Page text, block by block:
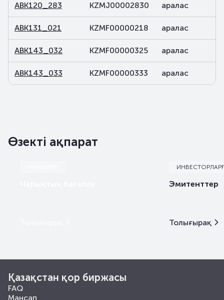
ABK120_283 KZMJ00002830 аралас
ABK131_021 KZMF00000218 аралас
ABK143_032 KZMF00000325 аралас
ABK143_033 KZMF00000333 аралас
Өзекті ақпарат
Эмитенттер
Толығырақ
Қазақстан қор биржасы
FAQ
Мансап